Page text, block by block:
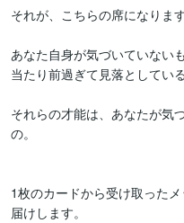
それが、こちらの席になります
あなた自身が気づいていない
当たり前過ぎて見落としてい
それらの才能は、あなたが気
の。
1枚のカードから受け取った
届けします。